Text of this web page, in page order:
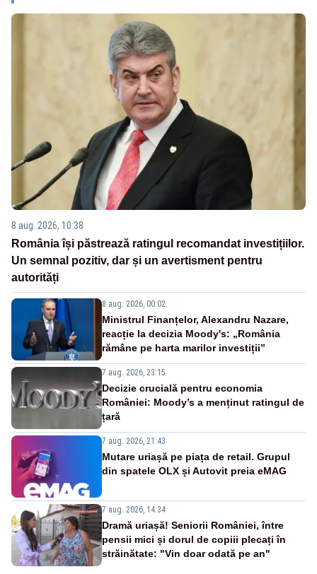
8 aug. 2026, 10:38
România își păstrează ratingul recomandat investițiilor.
Un semnal pozitiv, dar și un avertisment pentru
autorități
8 aug. 2026, 00:02
Ministrul Finanțelor, Alexandru Nazare,
reacție la decizia Moody's: „România
rămâne pe harta marilor investiții”
7 aug. 2026, 23:15
Decizie crucială pentru economia
României: Moody’s a menținut ratingul de
țară
7 aug. 2026, 21:43
Mutare uriașă pe piața de retail. Grupul
din spatele OLX și Autovit preia eMAG
7 aug. 2026, 14:34
Dramă uriașă! Seniorii României, între
pensii mici și dorul de copiii plecați în
străinătate: "Vin doar odată pe an"